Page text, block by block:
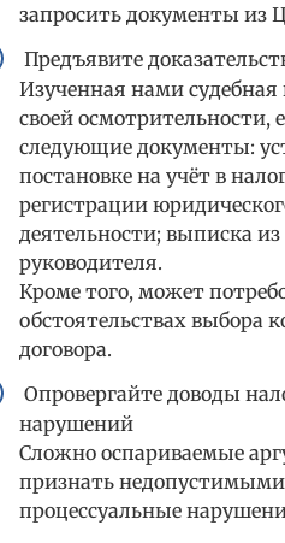
запросить документы из
Предъявите
Изученная нами
своей осмотрительности,
следующие документы:
постановке на учёт в
регистрации
деятельности; выписка
руководителя.
Кроме того, может
обстоятельствах выбора
договора.
Опровергайте доводы
нарушений
Сложно оспариваемые
признать
процессуальные